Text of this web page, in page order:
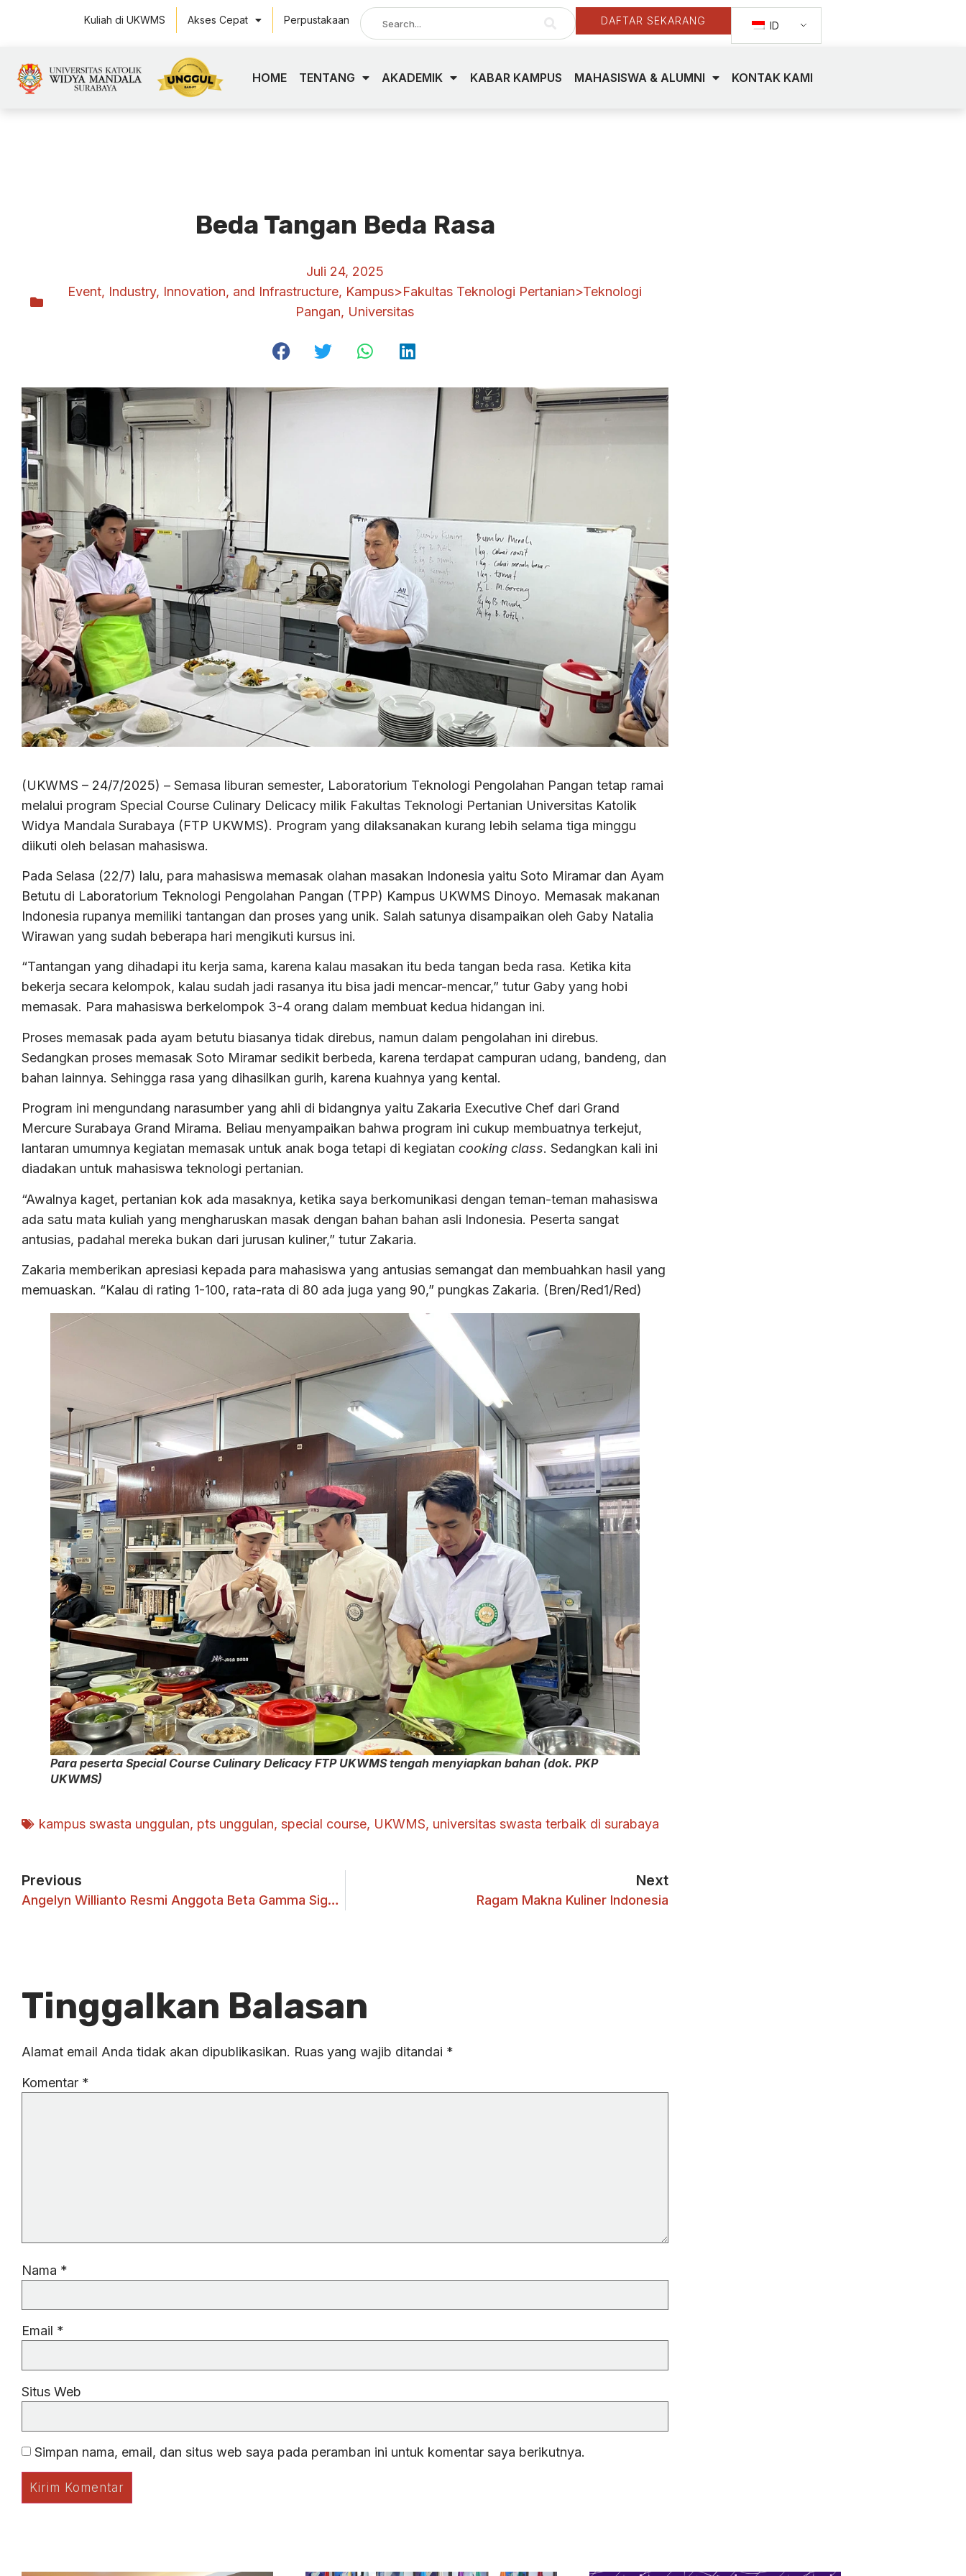
Kuliah di UKWMS Akses Cepat Perpustakaan DAFTAR SEKARANG ID
HOME TENTANG AKADEMIK KABAR KAMPUS MAHASISWA & ALUMNI KONTAK KAMI
Beda Tangan Beda Rasa
Juli 24, 2025
Event, Industry, Innovation, and Infrastructure, Kampus>Fakultas Teknologi Pertanian>Teknologi
Pangan, Universitas
(UKWMS – 24/7/2025) – Semasa liburan semester, Laboratorium Teknologi Pengolahan Pangan tetap ramai
melalui program Special Course Culinary Delicacy milik Fakultas Teknologi Pertanian Universitas Katolik
Widya Mandala Surabaya (FTP UKWMS). Program yang dilaksanakan kurang lebih selama tiga minggu
diikuti oleh belasan mahasiswa.
Pada Selasa (22/7) lalu, para mahasiswa memasak olahan masakan Indonesia yaitu Soto Miramar dan Ayam
Betutu di Laboratorium Teknologi Pengolahan Pangan (TPP) Kampus UKWMS Dinoyo. Memasak makanan
Indonesia rupanya memiliki tantangan dan proses yang unik. Salah satunya disampaikan oleh Gaby Natalia
Wirawan yang sudah beberapa hari mengikuti kursus ini.
“Tantangan yang dihadapi itu kerja sama, karena kalau masakan itu beda tangan beda rasa. Ketika kita
bekerja secara kelompok, kalau sudah jadi rasanya itu bisa jadi mencar-mencar,” tutur Gaby yang hobi
memasak. Para mahasiswa berkelompok 3-4 orang dalam membuat kedua hidangan ini.
Proses memasak pada ayam betutu biasanya tidak direbus, namun dalam pengolahan ini direbus.
Sedangkan proses memasak Soto Miramar sedikit berbeda, karena terdapat campuran udang, bandeng, dan
bahan lainnya. Sehingga rasa yang dihasilkan gurih, karena kuahnya yang kental.
Program ini mengundang narasumber yang ahli di bidangnya yaitu Zakaria Executive Chef dari Grand
Mercure Surabaya Grand Mirama. Beliau menyampaikan bahwa program ini cukup membuatnya terkejut,
lantaran umumnya kegiatan memasak untuk anak boga tetapi di kegiatan cooking class. Sedangkan kali ini
diadakan untuk mahasiswa teknologi pertanian.
“Awalnya kaget, pertanian kok ada masaknya, ketika saya berkomunikasi dengan teman-teman mahasiswa
ada satu mata kuliah yang mengharuskan masak dengan bahan bahan asli Indonesia. Peserta sangat
antusias, padahal mereka bukan dari jurusan kuliner,” tutur Zakaria.
Zakaria memberikan apresiasi kepada para mahasiswa yang antusias semangat dan membuahkan hasil yang
memuaskan. “Kalau di rating 1-100, rata-rata di 80 ada juga yang 90,” pungkas Zakaria. (Bren/Red1/Red)
Para peserta Special Course Culinary Delicacy FTP UKWMS tengah menyiapkan bahan (dok. PKP
UKWMS)
kampus swasta unggulan, pts unggulan, special course, UKWMS, universitas swasta terbaik di surabaya
Previous
Angelyn Willianto Resmi Anggota Beta Gamma Sigma
Next
Ragam Makna Kuliner Indonesia
Tinggalkan Balasan
Alamat email Anda tidak akan dipublikasikan. Ruas yang wajib ditandai *
Komentar *
Nama *
Email *
Situs Web
Simpan nama, email, dan situs web saya pada peramban ini untuk komentar saya berikutnya.